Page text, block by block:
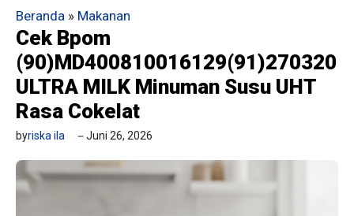
Beranda » Makanan
Cek Bpom
(90)MD400810016129(91)270320
ULTRA MILK Minuman Susu UHT
Rasa Cokelat
byriska ila Juni 26, 2026